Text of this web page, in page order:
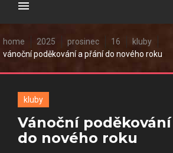
home 2025 prosinec 16
kluby
vánoční poděkování a přání do nového roku
kluby
Vánoční
do nového roku